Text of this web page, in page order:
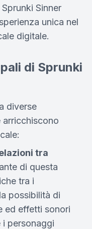
Sinner
unica nel
digitale.
di Sprunki
diverse
arricchiscono
tra
di questa
tra i
possibilità di
ed effetti sonori
personaggi